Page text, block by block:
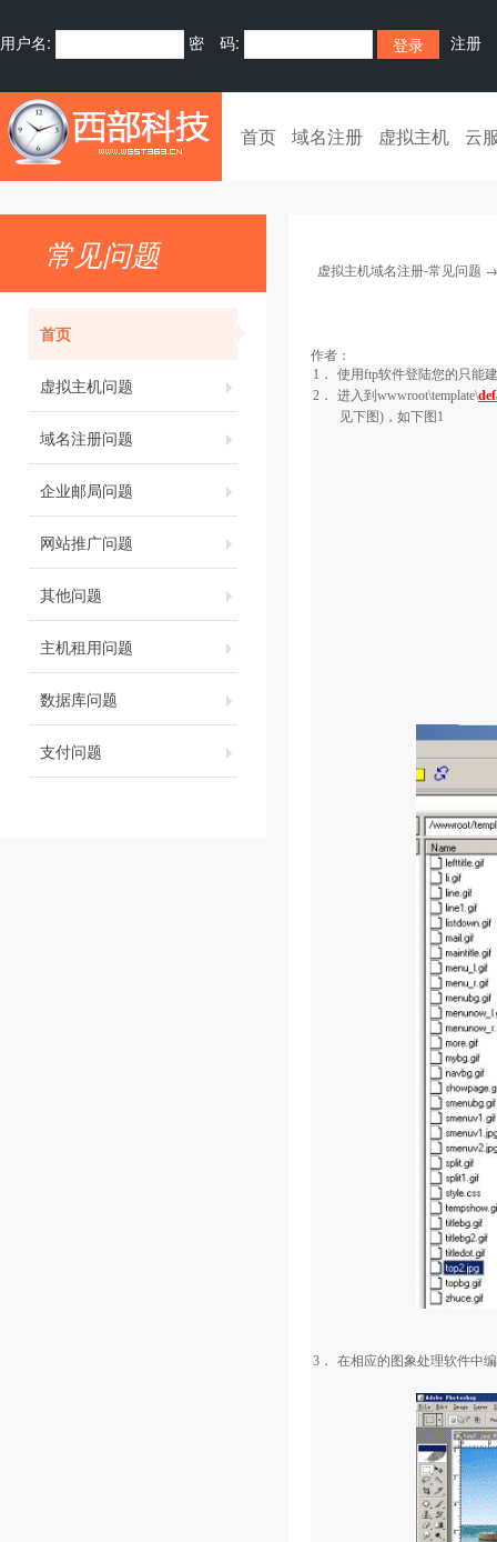
用户名: 密 码: 注册
首页 域名注册 虚拟主机 云
常见问题
首页
虚拟主机问题
域名注册问题
企业邮局问题
网站推广问题
其他问题
主机租用问题
数据库问题
支付问题
虚拟主机域名注册-常见问题
作者：
1． 使用ftp软件登陆您的只能
2．
进入到 wwwroot\template\
见下图)，如下图 1
3． 在相应的图象处理软件中